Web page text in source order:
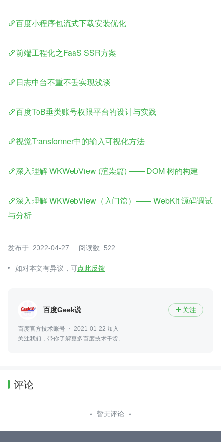
百度小程序包流式下载安装优化
前端工程化之FaaS SSR方案
日志中台不重不丢实现浅谈
百度ToB垂类账号权限平台的设计与实践
视觉Transformer中的输入可视化方法
深入理解 WKWebView (渲染篇) —— DOM 树的构建
深入理解 WKWebView（入门篇）—— WebKit 源码调试
与分析
发布于: 2022-04-27 阅读数: 522
如对本文有异议，可点此反馈
百度Geek说  关注
百度官方技术账号
2021-01-22 加入
关注我们，带你了解更多百度技术干货。
评论
暂无评论